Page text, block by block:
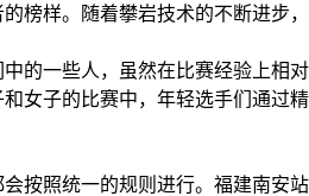
榜样。随着攀岩技术的不断进步
的一些人，虽然在比赛经验上相
女子的比赛中，年轻选手们通过
按照统一的规则进行。福建南安